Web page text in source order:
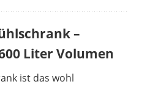
–
Liter Volumen
ist das wohl